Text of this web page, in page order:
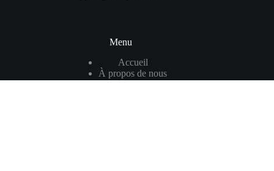
Menu
Accueil
À propos de nous